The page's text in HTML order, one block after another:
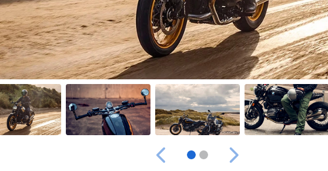
Anterior Próximo